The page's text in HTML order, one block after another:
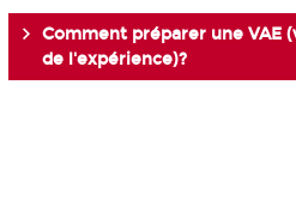
Comment préparer une VAE
de l'expérience)?